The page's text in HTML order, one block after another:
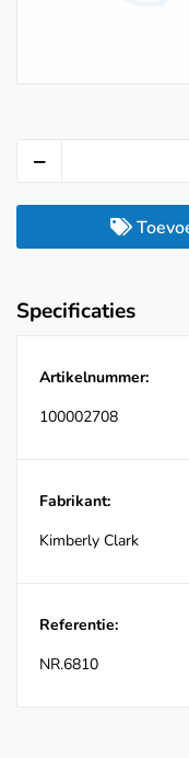
Specificaties
Artikelnummer:
100002708
Fabrikant:
Kimberly Clark
Referentie:
NR.6810